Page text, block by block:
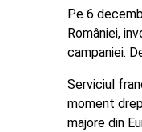
Pe 6
României,
campaniei.
Serviciul
moment
majore din